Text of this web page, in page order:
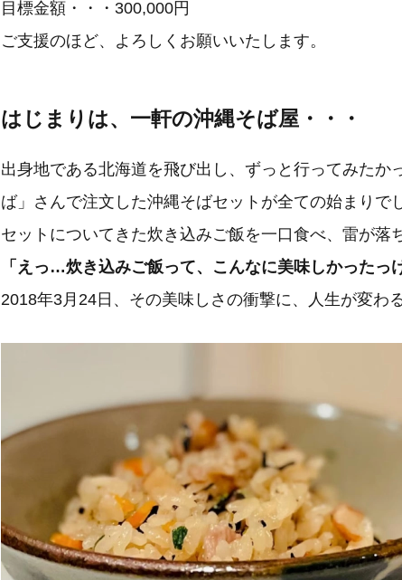
目標金額・・・300,000円
ご支援のほど、よろしくお願いいたします。
はじまりは、一軒の沖縄そば屋・・・
出身地である北海道を飛び出し、ずっと行ってみたか
ば」さんで注文した沖縄そばセットが全ての始まりで
セットについてきた炊き込みご飯を一口食べ、雷が落
「えっ…炊き込みご飯って、こんなに美味しかったっ
2018年3月24日、その美味しさの衝撃に、人生が変わ